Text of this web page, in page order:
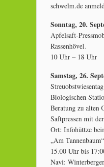
schwelm.de
Sonntag, 20.
Apfelsaft-
Rassenhövel.
10 Uhr – 18 Uhr
Samstag, 26.
Biologischen
Beratung zu alten
Saftpressen mit
Ort: Infohüttze
„Am
15.00 Uhr bis
Navi: